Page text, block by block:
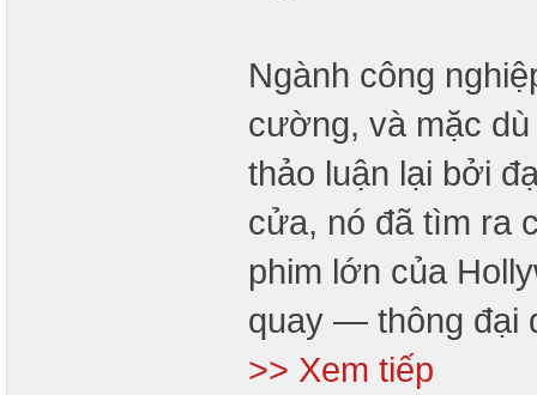
Ngành công
cường, và mặc
thảo luận lại bởi
cửa, nó đã tìm ra
phim lớn của
quay — thông đại
>> Xem tiếp